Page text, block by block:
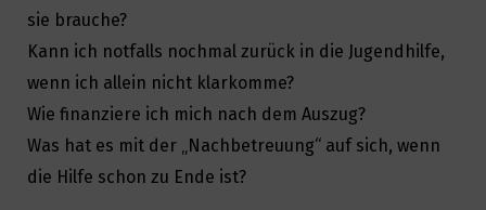
sie brauche?
Kann ich notfalls nochmal zurück in die Jugendhilfe,
wenn ich allein nicht klarkomme?
Wie finanziere ich mich nach dem Auszug?
Was hat es mit der „Nachbetreuung“ auf sich, wenn
die Hilfe schon zu Ende ist?